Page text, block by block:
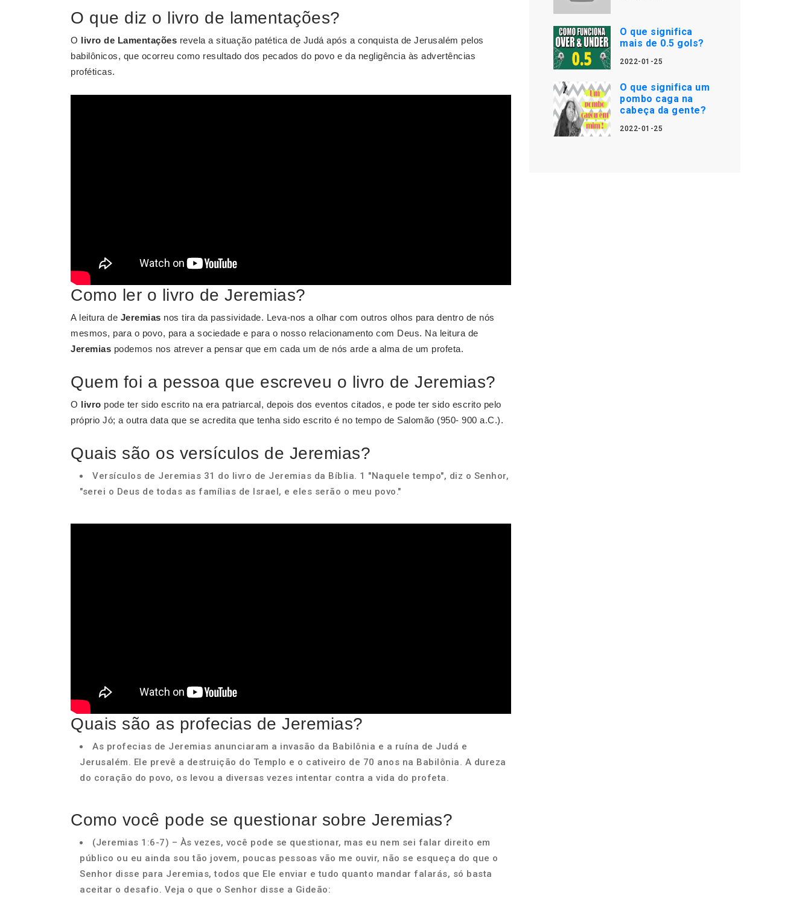
O que diz o livro de lamentações?
O livro de Lamentações revela a situação patética de Judá após a conquista de Jerusalém pelos
babilônicos, que ocorreu como resultado dos pecados do povo e da negligência às advertências
proféticas.
Como ler o livro de Jeremias?
A leitura de Jeremias nos tira da passividade. Leva-nos a olhar com outros olhos para dentro de nós
mesmos, para o povo, para a sociedade e para o nosso relacionamento com Deus. Na leitura de
Jeremias podemos nos atrever a pensar que em cada um de nós arde a alma de um profeta.
Quem foi a pessoa que escreveu o livro de Jeremias?
O livro pode ter sido escrito na era patriarcal, depois dos eventos citados, e pode ter sido escrito pelo
próprio Jó; a outra data que se acredita que tenha sido escrito é no tempo de Salomão (950- 900 a.C.).
Quais são os versículos de Jeremias?
Versículos de Jeremias 31 do livro de Jeremias da Bíblia. 1 "Naquele tempo", diz o Senhor,
"serei o Deus de todas as famílias de Israel, e eles serão o meu povo."
Quais são as profecias de Jeremias?
As profecias de Jeremias anunciaram a invasão da Babilônia e a ruína de Judá e
Jerusalém. Ele prevê a destruição do Templo e o cativeiro de 70 anos na Babilônia. A dureza
do coração do povo, os levou a diversas vezes intentar contra a vida do profeta.
Como você pode se questionar sobre Jeremias?
(Jeremias 1:6-7) – Às vezes, você pode se questionar, mas eu nem sei falar direito em
público ou eu ainda sou tão jovem, poucas pessoas vão me ouvir, não se esqueça do que o
Senhor disse para Jeremias, todos que Ele enviar e tudo quanto mandar falarás, só basta
aceitar o desafio. Veja o que o Senhor disse a Gideão:
O que significa
mais de 0.5 gols?
2022-01-25
O que significa um
pombo caga na
cabeça da gente?
2022-01-25